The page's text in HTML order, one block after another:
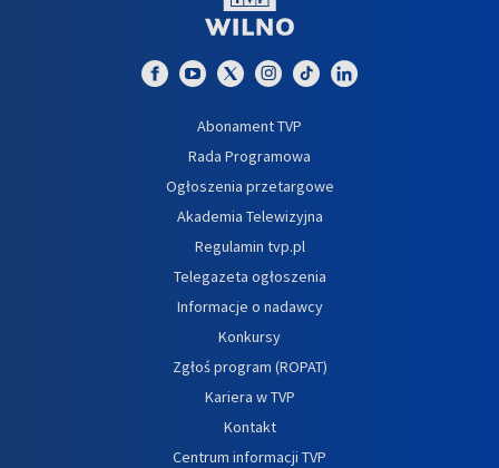
Abonament TVP
Rada Programowa
Ogłoszenia przetargowe
Akademia Telewizyjna
Regulamin tvp.pl
Telegazeta ogłoszenia
Informacje o nadawcy
Konkursy
Zgłoś program (ROPAT)
Kariera w TVP
Kontakt
Centrum informacji TVP